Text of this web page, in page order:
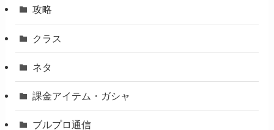
攻略
クラス
ネタ
課金アイテム・ガシャ
ブルプロ通信